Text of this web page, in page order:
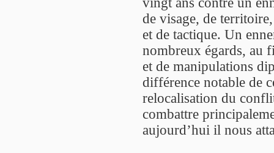
de visage, de
et de tactique. Un
nombreux égards, au
et de manipulations
différence notable de
relocalisation du
combattre
aujourd’hui il nous